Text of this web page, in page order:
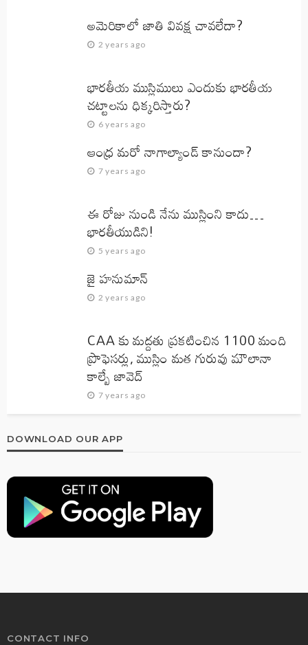
అమెరికాలో జాతి వివక్ష చావలేదా?
2 years ago
భారతీయ ముస్లిములు ఎందుకు భారతీయ
చట్టాలను ధిక్కరిస్తారు?
6 years ago
ఆంధ్ర మరో నాగాల్యాండ్ కానుందా?
7 years ago
ఈ రోజు నుండి నేను ముస్లింని కాదు…
భారతీయుడిని!
5 years ago
జై హనుమాన్‌
2 years ago
CAA కు మద్దతు ప్రకటించిన 1100 మంది
ప్రొఫెసర్లు, ముస్లిం మత గురువు మౌలానా
కాల్బే జావెద్‌
7 years ago
DOWNLOAD OUR APP
CONTACT INFO